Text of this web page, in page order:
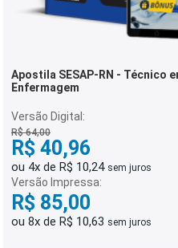
Apostila SESAP-RN - Técnico
Enfermagem
Versão Digital:
R$ 64,00
R$ 40,96
ou 4x de R$ 10,24 sem juros
Versão Impressa:
R$ 85,00
ou 8x de R$ 10,63 sem juros